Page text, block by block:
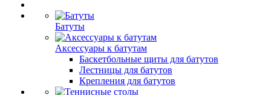
Батуты
Аксессуары к батутам
Баскетбольные щиты для батутов
Лестницы для батутов
Крепления для батутов